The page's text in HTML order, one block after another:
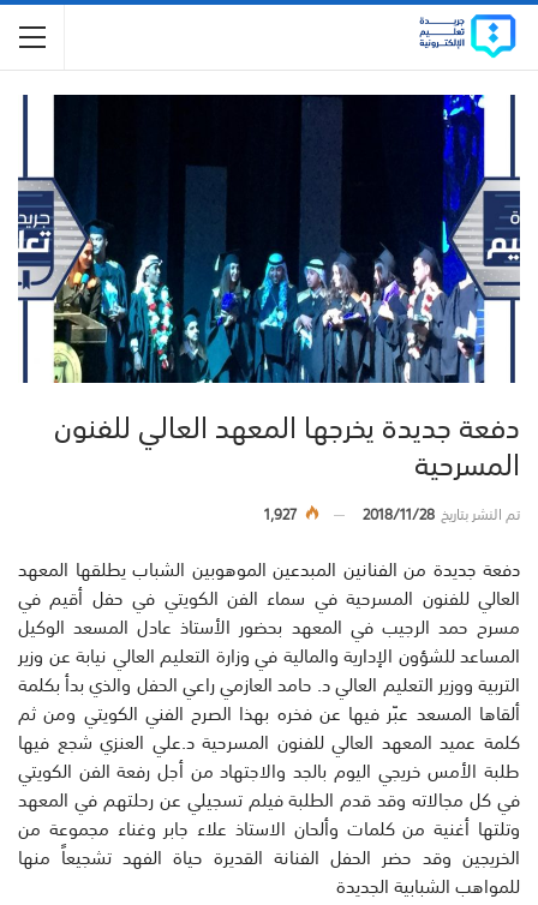
دفعة جديدة يخرجها المعهد العالي للفنون
المسرحية
تم النشر بتاريخ2018/11/28
1,927
دفعة جديدة من الفنانين المبدعين الموهوبين الشباب يطلقها المعهد
العالي للفنون المسرحية في سماء الفن الكويتي في حفل أقيم في
مسرح حمد الرجيب في المعهد بحضور الأستاذ عادل المسعد الوكيل
المساعد للشؤون الإدارية والمالية في وزارة التعليم العالي نيابة عن وزير
التربية ووزير التعليم العالي د. حامد العازمي راعي الحفل والذي بدأ بكلمة
ألقاها المسعد عبّر فيها عن فخره بهذا الصرح الفني الكويتي ومن ثم
كلمة عميد المعهد العالي للفنون المسرحية د.علي العنزي شجع فيها
طلبة الأمس خريجي اليوم بالجد والاجتهاد من أجل رفعة الفن الكويتي
في كل مجالاته وقد قدم الطلبة فيلم تسجيلي عن رحلتهم في المعهد
وتلتها أغنية من كلمات وألحان الاستاذ علاء جابر وغناء مجموعة من
الخريجين وقد حضر الحفل الفنانة القديرة حياة الفهد تشجيعاً منها
للمواهب الشبابية الجديدة